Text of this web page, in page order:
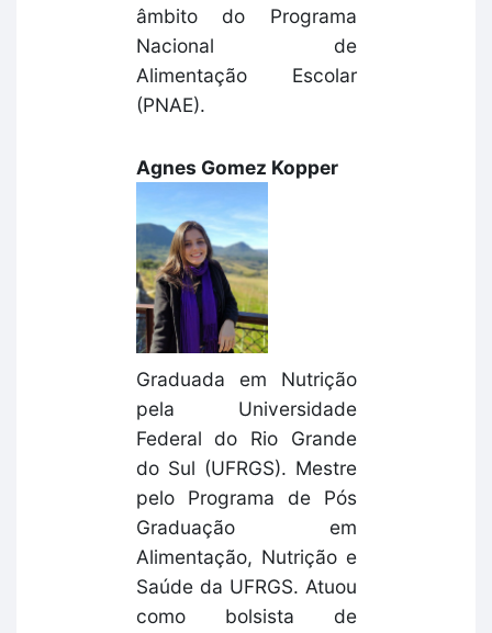
âmbito do Programa
Nacional de
Alimentação Escolar
(PNAE).
Agnes Gomez Kopper
Graduada em Nutrição
pela Universidade
Federal do Rio Grande
do Sul (UFRGS). Mestre
pelo Programa de Pós
Graduação em
Alimentação, Nutrição e
Saúde da UFRGS. Atuou
como bolsista de